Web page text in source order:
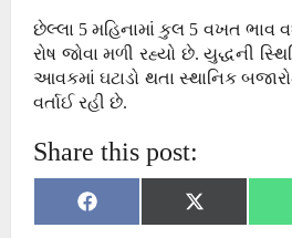
છેલ્લા 5 મહિનામાં કુલ 5 વખત ભાવ
રોષ જોવા મળી રહ્યો છે. યુદ્ધની
આવકમાં ઘટાડો થતા સ્થાનિક
વર્તાઈ રહી છે.
Share this post:
Share
on
Facebook
Share
on
X
(Twitter)